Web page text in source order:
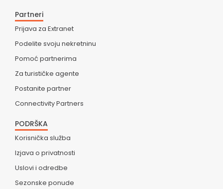
Partneri
Prijava za Extranet
Podelite svoju nekretninu
Pomoć partnerima
Za turističke agente
Postanite partner
Connectivity Partners
PODRŠKA
Korisnička služba
Izjava o privatnosti
Uslovi i odredbe
Sezonske ponude